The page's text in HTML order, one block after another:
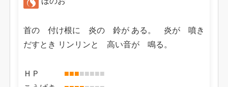
首の 付け根に 炎の 鈴が ある。 炎が 噴き
だすとき リンリンと 高い音が 鳴る。
ＨＰ ■■■■■■■■